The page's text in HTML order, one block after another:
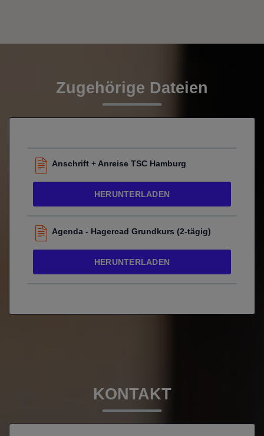
Zugehörige Dateien
Anschrift + Anreise TSC Hamburg
HERUNTERLADEN
Agenda - Hagercad Grundkurs (2-tägig)
HERUNTERLADEN
KONTAKT